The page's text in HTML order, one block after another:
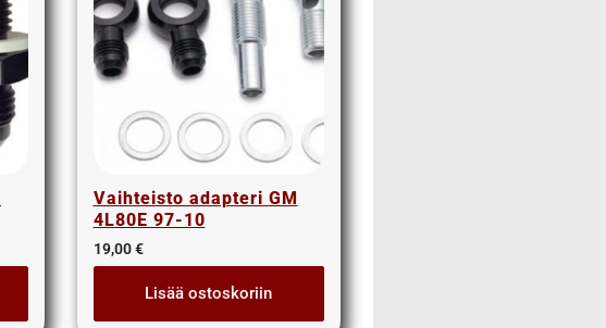
Vaihteisto adapteri GM
4L80E 97-10
19,00€
Lisää ostoskoriin